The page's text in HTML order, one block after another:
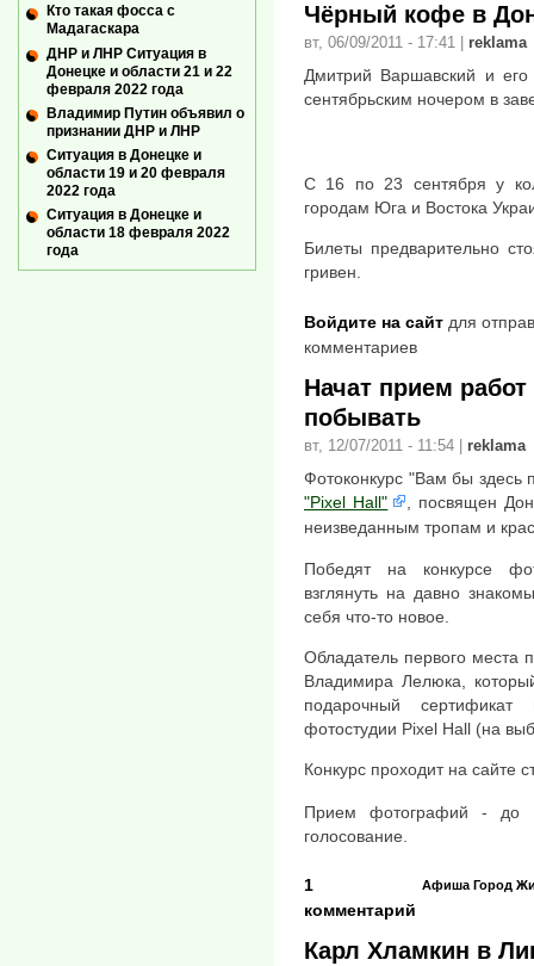
Чёрный кофе в
вт, 06/09/2011 - 17:41 reklama
Дмитрий Варшавский и
сентябрьским ночером в
С 16 по 23 сентября у
городам Юга и Востока
Билеты предварительно
гривен.
Войдите на сайт для
комментариев
Начат прием
побывать
вт, 12/07/2011 - 11:54 reklama
Фотоконкурс "Вам бы здесь
"Pixel Hall"
, посвящен
неизведанным тропам и
Победят на конкурсе
взглянуть на давно
себя что-то новое.
Обладатель первого места
Владимира Лелюка,
подарочный
фотостудии Pixel Hall (на
Конкурс проходит на сайте
Прием фотографий -
голосование.
Афиша Город
1
комментарий
Карл Хламкин в
Кто такая фосса с
Мадагаскара
ДНР и ЛНР Ситуация в
Донецке и области 21 и 22
февраля 2022 года
Владимир Путин объявил о
признании ДНР и ЛНР
Ситуация в Донецке и
области 19 и 20 февраля
2022 года
Ситуация в Донецке и
области 18 февраля 2022
года